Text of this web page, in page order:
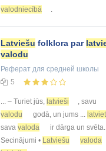
valodniecībā
.
Latviešu folklora par
valodu
Реферат для средней школы
5
... – Turiet jūs, latvieši
, savu
valodu
godā, un jums ...
sava valoda
ir dārga un svēta.
Secinājumi • Latviešu
valoda